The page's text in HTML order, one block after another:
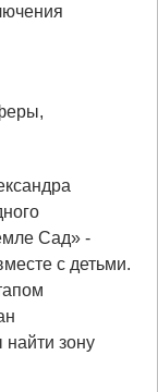
Сад» -
с детьми.
найти зону